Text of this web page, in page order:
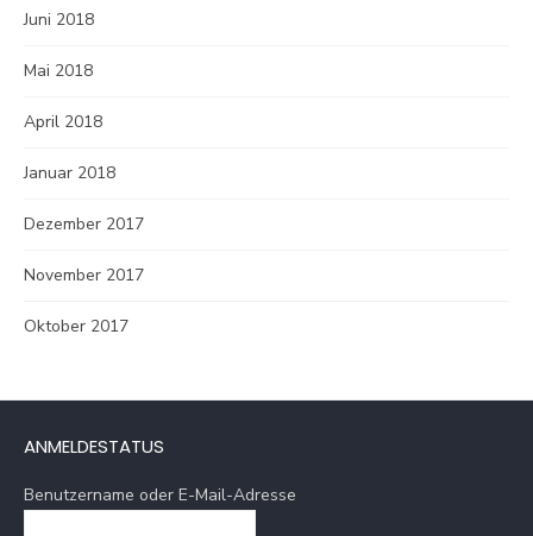
Juni 2018
Mai 2018
April 2018
Januar 2018
Dezember 2017
November 2017
Oktober 2017
ANMELDESTATUS
Benutzername oder E-Mail-Adresse